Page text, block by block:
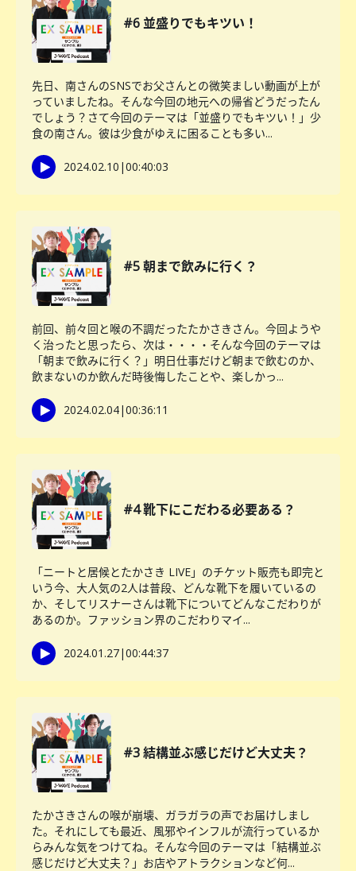
#6 並盛りでもキツい！
先日、南さんのSNSでお父さんとの微笑ましい動画が上が
っていましたね。そんな今回の地元への帰省どうだったん
でしょう？さて今回のテーマは「並盛りでもキツい！」少
食の南さん。彼は少食がゆえに困ることも多い...
2024.02.10 |00:40:03
#5 朝まで飲みに行く？
前回、前々回と喉の不調だったたかさきさん。今回ようや
く治ったと思ったら、次は・・・・そんな今回のテーマは
「朝まで飲みに行く？」明日仕事だけど朝まで飲むのか、
飲まないのか飲んだ時後悔したことや、楽しかっ...
2024.02.04|00:36:11
#4 靴下にこだわる必要ある？
「ニートと居候とたかさき LIVE」のチケット販売も即完と
いう今、大人気の2人は普段、どんな靴下を履いているの
か、そしてリスナーさんは靴下についてどんなこだわりが
あるのか。ファッション界のこだわりマイ...
2024.01.27|00:44:37
#3 結構並ぶ感じだけど大丈夫？
たかさきさんの喉が崩壊、ガラガラの声でお届けしまし
た。それにしても最近、風邪やインフルが流行っているか
らみんな気をつけてね。そんな今回のテーマは「結構並ぶ
感じだけど大丈夫？」お店やアトラクションなど何...